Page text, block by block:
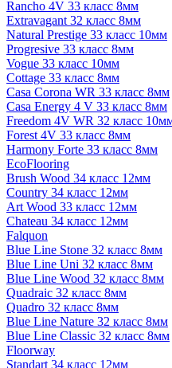
Rancho 4V 33 класс 8мм
Extravagant 32 класс 8мм
Natural Prestige 33 класс 10мм
Progresive 33 класс 8мм
Vogue 33 класс 10мм
Cottage 33 класс 8мм
Casa Corona WR 33 класс 8мм
Casa Energy 4 V 33 класс 8мм
Freedom 4V WR 32 класс
Forest 4V 33 класс 8мм
Harmony Forte 33 класс 8мм
EcoFlooring
Brush Wood 34 класс 12мм
Country 34 класс 12мм
Art Wood 33 класс 12мм
Chateau 34 класс 12мм
Falquon
Blue Line Stone 32 класс 8мм
Blue Line Uni 32 класс 8мм
Blue Line Wood 32 класс 8мм
Quadraic 32 класс 8мм
Quadro 32 класс 8мм
Blue Line Nature 32 класс 8мм
Blue Line Classic 32 класс 8мм
Floorway
Standart 34 класс 12мм